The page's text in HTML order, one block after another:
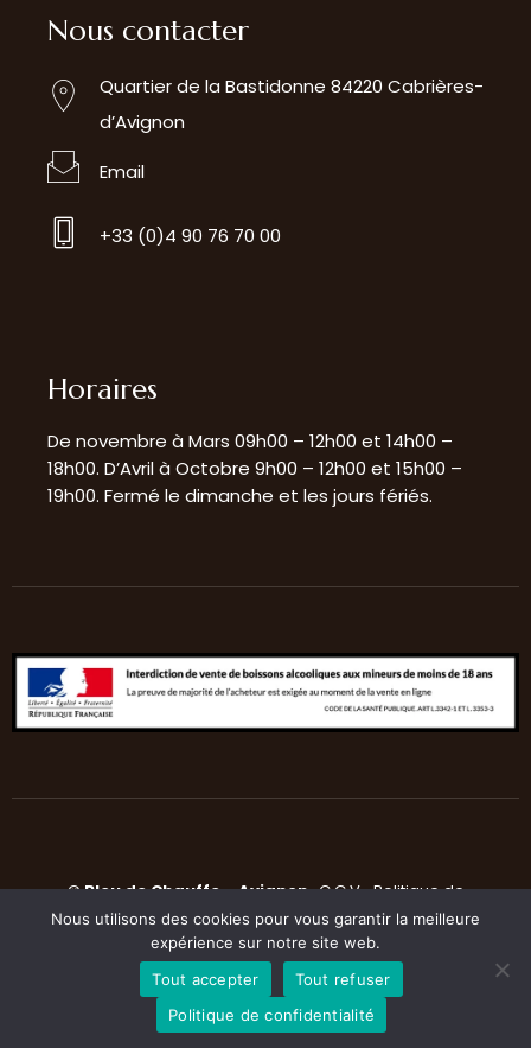
Nous contacter
Quartier de la Bastidonne 84220 Cabrières-
d’Avignon
Email
+33 (0)4 90 76 70 00
Horaires
De novembre à Mars 09h00 – 12h00 et 14h00 –
18h00. D’Avril à Octobre 9h00 – 12h00 et 15h00 –
19h00. Fermé le dimanche et les jours fériés.
©Bleu de Chauffe–AvignonC.G.V•Politique de
confidentialité •Mentions légales
Nous utilisons des cookies pour vous garantir la meilleure
expérience sur notre site web.
Tout accepter
Tout refuser
Politique de confidentialité